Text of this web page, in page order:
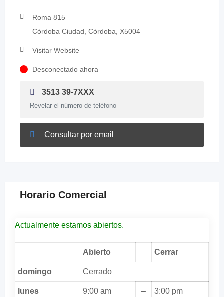
Roma 815
Córdoba Ciudad, Córdoba, X5004
Visitar Website
Desconectado ahora
3513 39-7XXX
Revelar el número de teléfono
Consultar por email
Horario Comercial
Actualmente estamos abiertos.
Abierto Cerrar
domingo Cerrado
lunes 9:00 am – 3:00 pm